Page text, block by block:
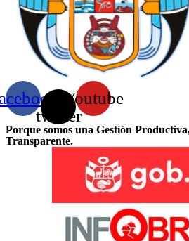
X-
twitter
Youtube
Porque somos una Gestión
Transparente.